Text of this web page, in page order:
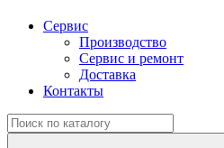
Сервис
Производство
Сервис и ремонт
Доставка
Контакты